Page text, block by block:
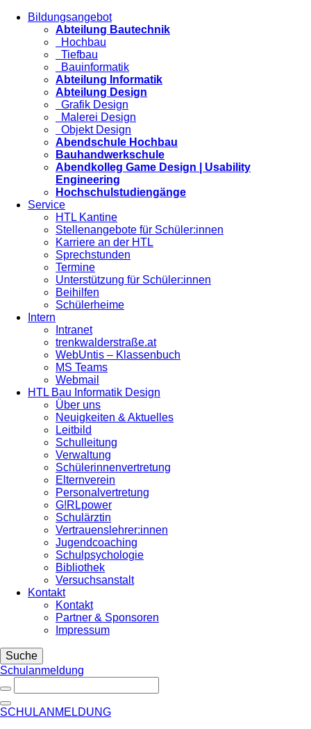
Bildungsangebot
Abteilung Bautechnik
Hochbau
Tiefbau
Bauinformatik
Abteilung Informatik
Abteilung Design
Grafik Design
Malerei Design
Objekt Design
Abendschule Hochbau
Bauhandwerkschule
Abendkolleg Game Design | Usability
Engineering
Hochschulstudiengänge
Service
HTL Kantine
Stellenangebote für Schüler:innen
Karriere an der HTL
Sprechstunden
Termine
Unterstützung für Schüler:innen
Beihilfen
Schülerheime
Intern
Intranet
trenkwalderstraße.at
WebUntis – Klassenbuch
MS Teams
Webmail
HTL Bau Informatik Design
Über uns
Neuigkeiten & Aktuelles
Leitbild
Schulleitung
Verwaltung
Schülerinnenvertretung
Elternverein
Personalvertretung
G!RLpower
Schulärztin
Vertrauenslehrer:innen
Jugendcoaching
Schulpsychologie
Bibliothek
Versuchsanstalt
Kontakt
Kontakt
Partner & Sponsoren
Impressum
Suche
Schulanmeldung
SCHULANMELDUNG